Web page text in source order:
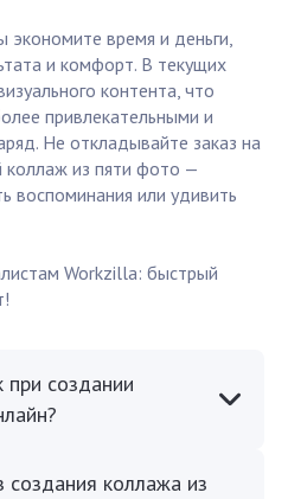
экономите время и деньги,
и комфорт. В текущих
контента, что
привлекательными и
Не откладывайте заказ на
коллаж из пяти фото —
воспоминания или удивить
Workzilla: быстрый
создании
создания коллажа из